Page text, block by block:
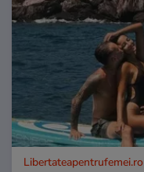
Libertateapentrufemei.ro